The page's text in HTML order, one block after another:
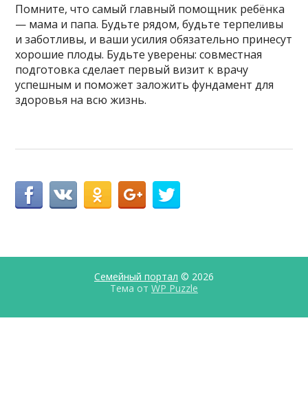
Помните, что самый главный помощник ребёнка
— мама и папа. Будьте рядом, будьте терпеливы
и заботливы, и ваши усилия обязательно принесут
хорошие плоды. Будьте уверены: совместная
подготовка сделает первый визит к врачу
успешным и поможет заложить фундамент для
здоровья на всю жизнь.
Семейный портал © 2026
Тема от WP Puzzle